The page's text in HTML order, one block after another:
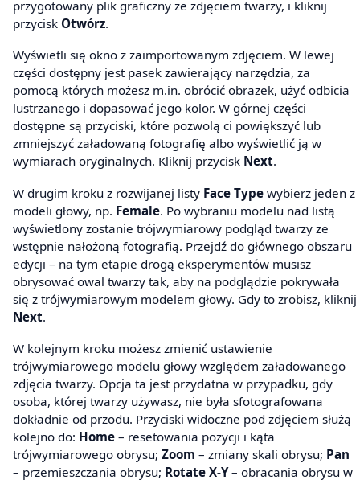
przygotowany plik graficzny ze zdjęciem twarzy, i kliknij
przycisk Otwórz.
Wyświetli się okno z zaimportowanym zdjęciem. W lewej
części dostępny jest pasek zawierający narzędzia, za
pomocą których możesz m.in. obrócić obrazek, użyć odbicia
lustrzanego i dopasować jego kolor. W górnej części
dostępne są przyciski, które pozwolą ci powiększyć lub
zmniejszyć załadowaną fotografię albo wyświetlić ją w
wymiarach oryginalnych. Kliknij przycisk Next.
W drugim kroku z rozwijanej listy Face Type wybierz jeden z
modeli głowy, np. Female. Po wybraniu modelu nad listą
wyświetlony zostanie trójwymiarowy podgląd twarzy ze
wstępnie nałożoną fotografią. Przejdź do głównego obszaru
edycji – na tym etapie drogą eksperymentów musisz
obrysować owal twarzy tak, aby na podglądzie pokrywała
się z trójwymiarowym modelem głowy. Gdy to zrobisz, kliknij
Next.
W kolejnym kroku możesz zmienić ustawienie
trójwymiarowego modelu głowy względem załadowanego
zdjęcia twarzy. Opcja ta jest przydatna w przypadku, gdy
osoba, której twarzy używasz, nie była sfotografowana
dokładnie od przodu. Przyciski widoczne pod zdjęciem służą
kolejno do: Home – resetowania pozycji i kąta
trójwymiarowego obrysu; Zoom – zmiany skali obrysu; Pan
– przemieszczania obrysu; Rotate X-Y– obracania obrysu w